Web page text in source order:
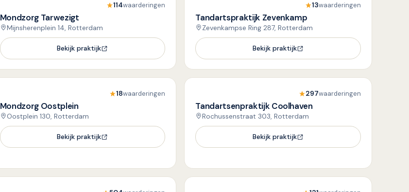
114waarderingen
Mondzorg Tarwezigt
Mijnsherenplein 14, Rotterdam
Bekijk praktijk
13waarderingen
Tandartspraktijk Zevenkamp
Zevenkampse Ring 287, Rotterdam
Bekijk praktijk
18waarderingen
Mondzorg Oostplein
Oostplein 130, Rotterdam
Bekijk praktijk
297waarderingen
Tandartsenpraktijk Coolhaven
Rochussenstraat 303, Rotterdam
Bekijk praktijk